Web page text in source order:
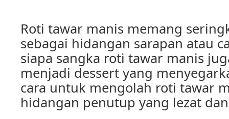
Roti tawar manis memang
sebagai hidangan sarapan atau
siapa sangka roti tawar manis
menjadi dessert yang
cara untuk mengolah roti tawar
hidangan penutup yang lezat